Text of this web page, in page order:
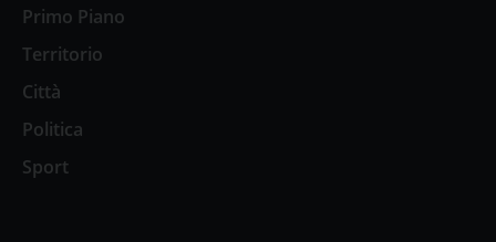
Primo Piano
Territorio
Città
Politica
Sport